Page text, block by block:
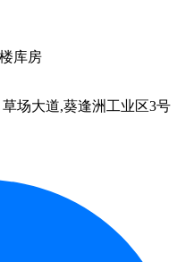
库房
场大道,葵逢洲工业区3号